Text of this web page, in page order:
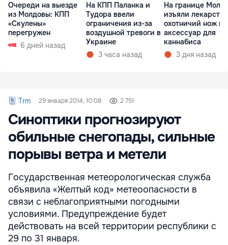
Очереди на выезде
из Молдовы: КПП
«Скулены»
перегружен
6 дней назад
На КПП Паланка и
Тудора ввели
ограничения из-за
воздушной тревоги в
Украине
3 часа назад
На границе
изъяли
охотничий нож и
аксессуар для
каннабиса
3 дня назад
Trm 29 января 2014, 10:08 2 751
Синоптики прогнозируют
обильные снегопады, сильные
порывы ветра и метели
Государственная метеорологическая служба
объявила «Желтый код» метеоопасности в
связи с неблагоприятными погодными
условиями. Предупреждение будет
действовать на всей территории республики с
29 по 31 января.